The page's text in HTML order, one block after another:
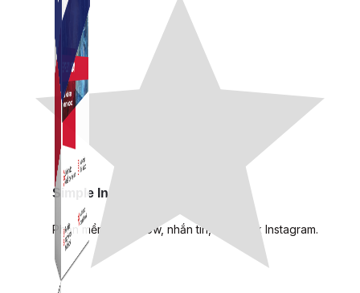
Simple Instagram
Phần mềm gửi follow, nhắn tin, nuôi nick Instagram.